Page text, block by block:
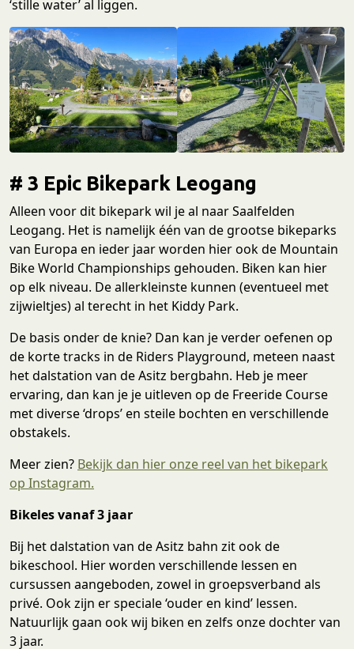
‘stille water’ al liggen.
# 3 Epic Bikepark Leogang
Alleen voor dit bikepark wil je al naar Saalfelden
Leogang. Het is namelijk één van de grootse bikeparks
van Europa en ieder jaar worden hier ook de Mountain
Bike World Championships gehouden. Biken kan hier
op elk niveau. De allerkleinste kunnen (eventueel met
zijwieltjes) al terecht in het Kiddy Park.
De basis onder de knie? Dan kan je verder oefenen op
de korte tracks in de Riders Playground, meteen naast
het dalstation van de Asitz bergbahn. Heb je meer
ervaring, dan kan je je uitleven op de Freeride Course
met diverse ‘drops’ en steile bochten en verschillende
obstakels.
Meer zien? Bekijk dan hier onze reel van het bikepark
op Instagram.
Bikeles vanaf 3 jaar
Bij het dalstation van de Asitz bahn zit ook de
bikeschool. Hier worden verschillende lessen en
cursussen aangeboden, zowel in groepsverband als
privé. Ook zijn er speciale ‘ouder en kind’ lessen.
Natuurlijk gaan ook wij biken en zelfs onze dochter van
3 jaar.